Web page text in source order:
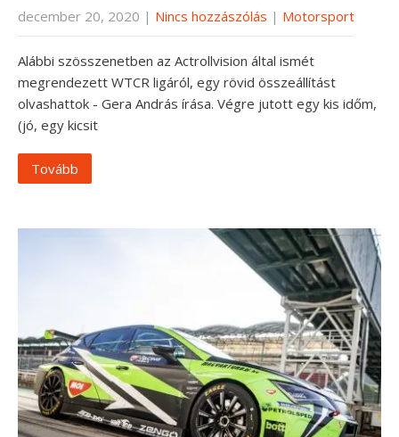
december 20, 2020 | Nincs hozzászólás | Motorsport
Alábbi szösszenetben az Actrollvision által ismét
megrendezett WTCR ligáról, egy rövid összeállítást
olvashattok - Gera András írása. Végre jutott egy kis időm,
(jó, egy kicsit
Tovább